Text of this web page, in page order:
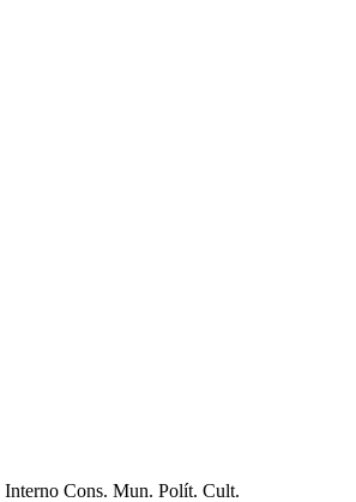
Interno Cons. Mun. Polít. Cult.